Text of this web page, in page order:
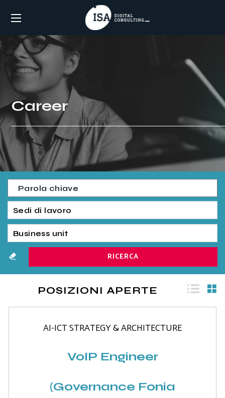
Career
POSIZIONI APERTE
AI-ICT STRATEGY & ARCHITECTURE
VoIP Engineer
(Governance Fonia